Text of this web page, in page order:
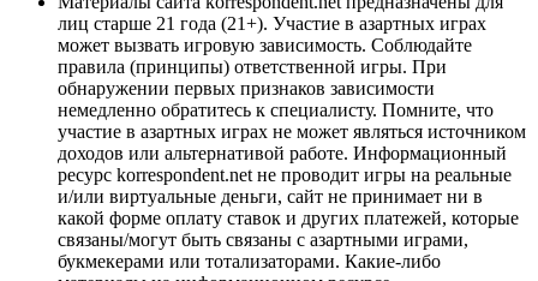
лиц старше 21 года (21+). Участие в азартных играх
может вызвать игровую зависимость. Соблюдайте
правила (принципы) ответственной игры. При
обнаружении первых признаков зависимости
немедленно обратитесь к специалисту. Помните, что
участие в азартных играх не может являться источником
доходов или альтернативой работе. Информационный
ресурс korrespondent.net не проводит игры на реальные
и/или виртуальные деньги, сайт не принимает ни в
какой форме оплату ставок и других платежей, которые
связаны/могут быть связаны с азартными играми,
букмекерами или тотализаторами. Какие-либо